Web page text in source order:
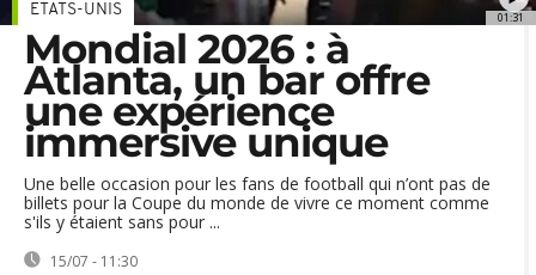
01:31
ETATS-UNIS
Mondial 2026 : à
Atlanta, un bar offre
une expérience
immersive unique
Une belle occasion pour les fans de football qui n’ont pas de
billets pour la Coupe du monde de vivre ce moment comme
s'ils y étaient sans pour ...
15/07 - 11:30